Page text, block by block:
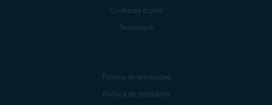
Confianza digital
Tecnología
Política de privacidad
Política de productos